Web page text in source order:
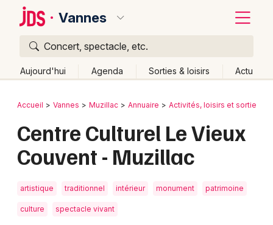
Vannes
Concert, spectacle, etc.
Aujourd'hui Agenda Sorties & loisirs Actu
Publier un événement
Activité & Expérience
Bordeaux
Colmar
Retour
Accueil Vannes Muzillac Annuaire Activités, loisirs et sorties
Centre Culturel Le Vieux
Couvent - Muzillac
artistique traditionnel intérieur monument patrimoine
culture spectacle vivant
Quoi ?
Où ?
Partout
Près de moi Changer de lieu
Quand ?
Effacer les dates